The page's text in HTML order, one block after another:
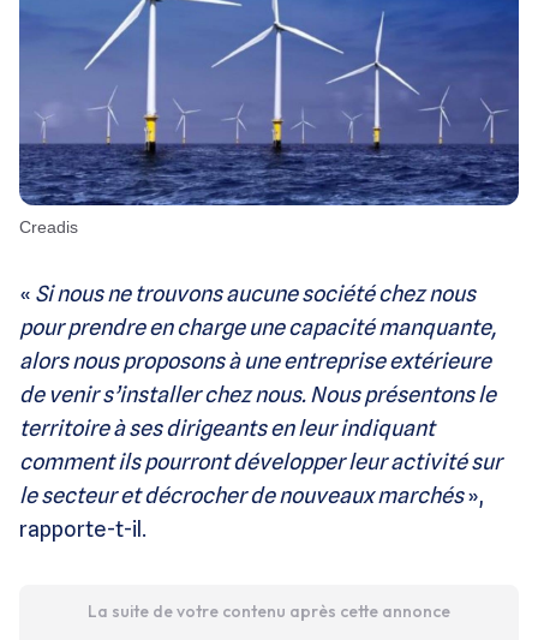
Creadis
« Si nous ne trouvons aucune société chez nous
pour prendre en charge une capacité manquante,
alors nous proposons à une entreprise extérieure
de venir s’installer chez nous. Nous présentons le
territoire à ses dirigeants en leur indiquant
comment ils pourront développer leur activité sur
le secteur et décrocher de nouveaux marchés»,
rapporte-t-il.
La suite de votre contenu après cette annonce